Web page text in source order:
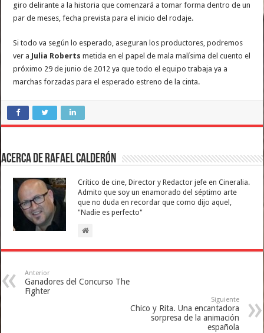
giro delirante a la historia que comenzará a tomar forma dentro de un
par de meses, fecha prevista para el inicio del rodaje.
Si todo va según lo esperado, aseguran los productores, podremos
ver a Julia Roberts metida en el papel de mala malísima del cuento el
próximo 29 de junio de 2012 ya que todo el equipo trabaja ya a
marchas forzadas para el esperado estreno de la cinta.
Acerca de Rafael Calderón
Crítico de cine, Director y Redactor jefe en Cineralia.
Admito que soy un enamorado del séptimo arte
que no duda en recordar que como dijo aquel,
"Nadie es perfecto"
Anterior
Ganadores del Concurso The
Fighter
Siguiente
Chico y Rita. Una encantadora
sorpresa de la animación
española